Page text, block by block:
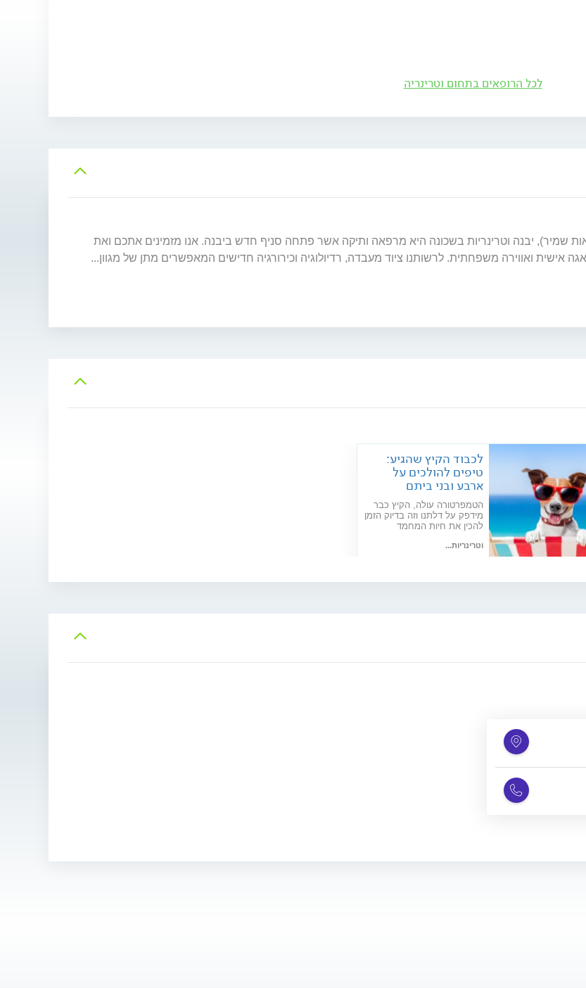
לכל הרופאים בתחום וטרינריה
שדרות הציונות 12 (מרכז מסחרי נאות שמיר), יבנה וטרינריות בשכונה היא מרפאה ותיקה אשר פתחה סניף חדש ביבנה. אנו מזמינים אתכם ואת
אישית ואווירה משפחתית. לרשותנו ציוד מעבדה, רדיולוגיה וכירורגיה חדישים המאפשרים מתן של מגוון...
לכבוד הקיץ שהגיע:
טיפים להולכים על
ארבע ובני ביתם
הטמפרטורה עולה, הקיץ כבר
מידפק על דלתנו וזה בדיוק הזמן
להכין את חיות המחמד
וטרינריות...